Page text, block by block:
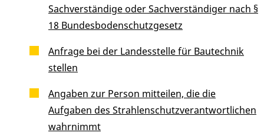
Sachverständige oder Sachverständiger nach §
18 Bundesbodenschutzgesetz
Anfrage bei der Landesstelle für Bautechnik
stellen
Angaben zur Person mitteilen, die die
Aufgaben des Strahlenschutzverantwortlichen
wahrnimmt